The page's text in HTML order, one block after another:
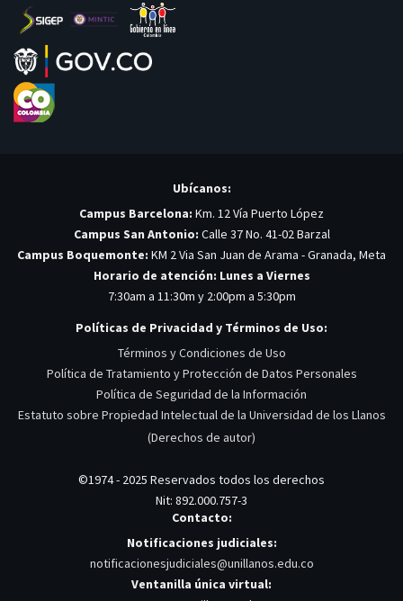
Ubícanos:
Campus Barcelona: Km. 12 Vía Puerto López
Campus San Antonio: Calle 37 No. 41-02 Barzal
Campus Boquemonte: KM 2 Via San Juan de Arama - Granada, Meta
Horario de atención: Lunes a Viernes
7:30am a 11:30m y 2:00pm a 5:30pm
Políticas de Privacidad y Términos de Uso:
Términos y Condiciones de Uso
Política de Tratamiento y Protección de Datos Personales
Política de Seguridad de la Información
Estatuto sobre Propiedad Intelectual de la Universidad de los Llanos
(Derechos de autor)
©1974 - 2025 Reservados todos los derechos
Nit: 892.000.757-3
Contacto:
Notificaciones judiciales:
notificacionesjudiciales@unillanos.edu.co
Ventanilla única virtual: